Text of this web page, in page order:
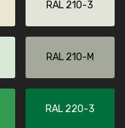
RAL 210-3
RAL 210-M
RAL 220-3